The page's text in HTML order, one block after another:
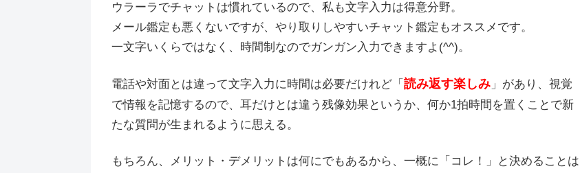
ウラーラでチャットは慣れているので、私も文字入力は得意分野。
メール鑑定も悪くないですが、やり取りしやすいチャット鑑定もオススメです。
一文字いくらではなく、時間制なのでガンガン入力できますよ(^^)。
電話や対面とは違って文字入力に時間は必要だけれど「 読み返す楽しみ 」があり、視覚
で情報を記憶するので、耳だけとは違う残像効果というか、何か1拍時間を置くことで新
たな質問が生まれるように思える。
もちろん、メリット・デメリットは何にでもあるから、一概に「コレ！」と決めることは